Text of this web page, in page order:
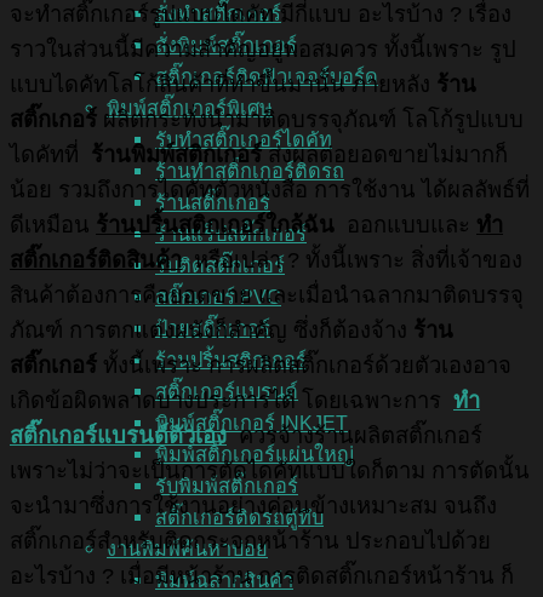
สั่งทำสติ๊กเกอร์
สั่งพิมพ์สติ๊กเกอร์
สติ๊กเกอร์ติดฟิวเจอร์บอร์ด
พิมพ์สติ๊กเกอร์พิเศษ
รับทำสติ๊กเกอร์ไดคัท
ร้านทำสติ๊กเกอร์ติดรถ
ร้านสติ๊กเกอร์
ร้านแร็ปสติ๊กเกอร์
รับติดสติ๊กเกอร์
สติ๊กเกอร์ PVC
ป้ายสติ๊กเกอร์
ร้านปริ้นสติกเกอร์
สติ๊กเกอร์แบรนด์
พิมพ์สติ๊กเกอร์ INKJET
พิมพ์สติ๊กเกอร์แผ่นใหญ่
รับพิมพ์สติ๊กเกอร์
สติ๊กเกอร์ติดรถตู้ทึบ
งานพิมพ์ค้นหาบ่อย
พิมพ์ฉลากสินค้า
จะทำสติ๊กเกอร์รูปแบบไดคัท มีกี่แบบ อะไรบ้าง ? เรื่อง
ราวในส่วนนี้มีความสำคัญอยู่พอสมควร ทั้งนี้เพราะ รูป
แบบไดคัทโลโก้สินค้าที่ทำขึ้นมานั้น ภายหลัง ร้าน
สติ๊กเกอร์ ผลิตกระทั่งนำมาติดบรรจุภัณฑ์ โลโก้รูปแบบ
ไดคัทที่
ร้านพิมพ์สติกเกอร์ส่งผลต่อยอดขายไม่มากก็
น้อย รวมถึงการไดคัทตัวหนังสือ การใช้งาน ได้ผลลัพธ์ที่
ดีเหมือน ร้านปริ้นสติกเกอร์ใกล้ฉัน ออกแบบและ ทำ
สติ๊กเกอร์ติดสินค้า หรือเปล่า ? ทั้งนี้เพราะ สิ่งที่เจ้าของ
สินค้าต้องการคือยอดขาย และเมื่อนำฉลากมาติดบรรจุ
ภัณฑ์ การตกแต่งผนังก็สำคัญ ซึ่งก็ต้องจ้าง ร้าน
สติ๊กเกอร์ ทั้งนี้เพราะ การผลิตสติ๊กเกอร์ด้วยตัวเองอาจ
เกิดข้อผิดพลาดบางประการได้ โดยเฉพาะการ ทำ
สติ๊กเกอร์แบรนด์ตัวเอง ควรจ้างร้านผลิตสติ๊กเกอร์
เพราะไม่ว่าจะเป็นการตัดไดคัทแบบใดก็ตาม การตัดนั้น
จะนำมาซึ่งการใช้งานอย่างค่อนข้างเหมาะสม จนถึง
สติ๊กเกอร์สำหรับติดกระจกหน้าร้าน ประกอบไปด้วย
อะไรบ้าง ? เมื่อมีหน้าร้าน การติดสติ๊กเกอร์หน้าร้าน ก็